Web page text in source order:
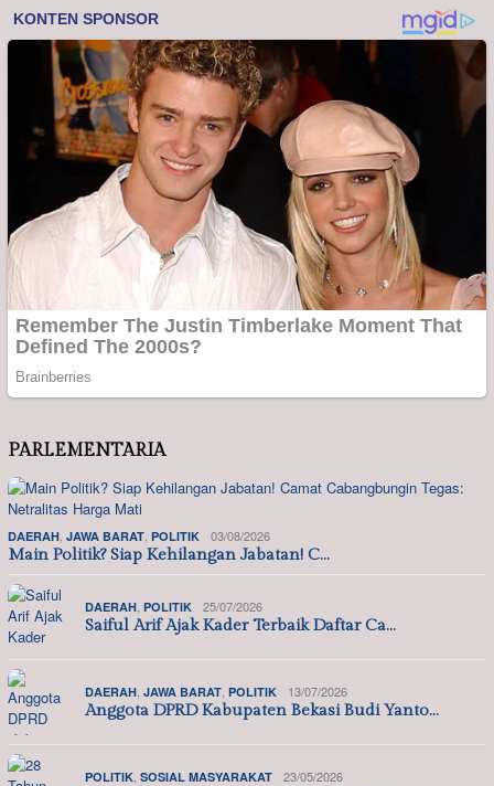
PARLEMENTARIA
DAERAH JAWA BARAT POLITIK 03/08/2026
Main Politik? Siap Kehilangan Jabatan! C…
DAERAH POLITIK 25/07/2026
Saiful Arif Ajak Kader Terbaik Daftar Ca…
DAERAH JAWA BARAT POLITIK 13/07/2026
Anggota DPRD Kabupaten Bekasi Budi Yanto…
POLITIK SOSIAL MASYARAKAT 23/05/2026